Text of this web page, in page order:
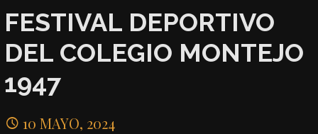
FESTIVAL DEPORTIVO
DEL COLEGIO MONTEJO
1947
10 MAYO, 2024